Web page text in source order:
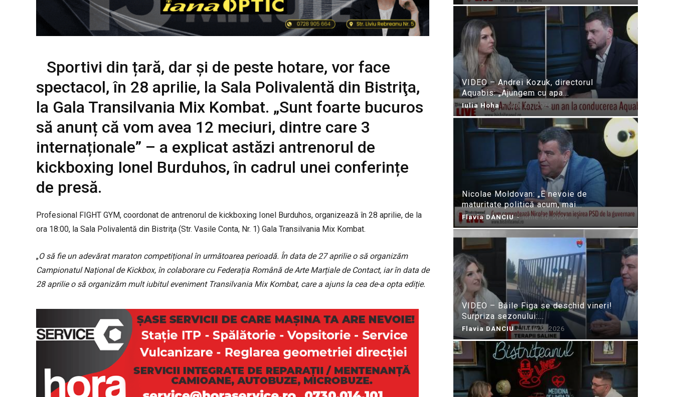
Sportivi din țară, dar și de peste hotare, vor face
spectacol, în 28 aprilie, la Sala Polivalentă din Bistriţa,
la Gala Transilvania Mix Kombat. „Sunt foarte bucuros
să anunț că vom avea 12 meciuri, dintre care 3
internaționale” – a explicat astăzi antrenorul de
kickboxing Ionel Burduhos, în cadrul unei conferințe
de presă.
Profesional FIGHT GYM, coordonat de antrenorul de kickboxing Ionel Burduhos, organizează în 28 aprilie, de la
ora 18:00, la Sala Polivalentă din Bistriţa (Str. Vasile Conta, Nr. 1) Gala Transilvania Mix Kombat.
„O să fie un adevărat maraton competițional în următoarea perioadă. În data de 27 aprilie o să organizăm
Campionatul Național de Kickbox, în colaborare cu Federația Română de Arte Marțiale de Contact, iar în data de
28 aprilie o să organizăm mult iubitul eveniment Transilvania Mix Kombat, care a ajuns la cea de-a opta ediție.
VIDEO – Andrei Kozuk, directorul
Aquabis: „Ajungem cu apa...
Iulia Hoha - iulie 21, 2026
Nicolae Moldovan: „E nevoie de
maturitate politică acum, mai...
Flavia DANCIU - iunie 10, 2026
VIDEO – Băile Figa se deschid vineri!
Surpriza sezonului:...
Flavia DANCIU - iunie 9, 2026